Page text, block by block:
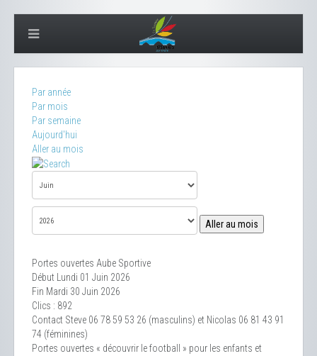
Par année
Par mois
Par semaine
Aujourd'hui
Aller au mois
Aller au mois
Portes ouvertes Aube Sportive
Début Lundi 01 Juin 2026
Fin Mardi 30 Juin 2026
Clics : 892
Contact Steve 06 78 59 53 26 (masculins) et Nicolas 06 81 43 91
74 (féminines)
Portes ouvertes « découvrir le football » pour les enfants et